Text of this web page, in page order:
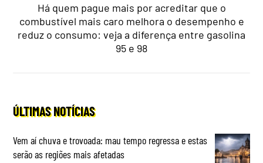
Há quem pague mais por acreditar que o
combustível mais caro melhora o desempenho e
reduz o consumo: veja a diferença entre gasolina
95 e 98
ÚLTIMAS NOTÍCIAS
Vem aí chuva e trovoada: mau tempo regressa e estas
serão as regiões mais afetadas